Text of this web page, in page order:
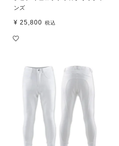
ンズ
¥ 25,800 税込